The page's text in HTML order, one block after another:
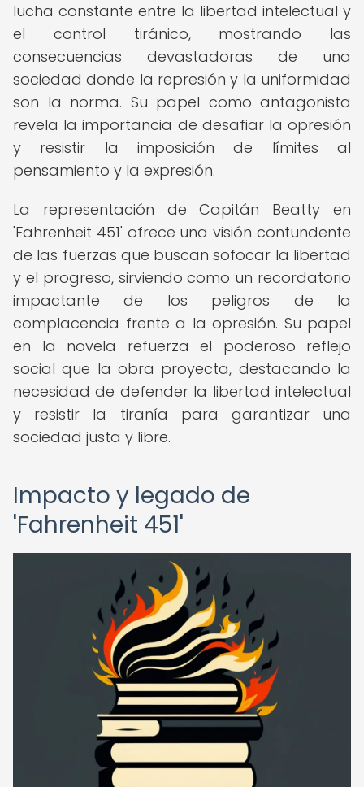
lucha constante entre la libertad intelectual y
el control tiránico, mostrando las
consecuencias devastadoras de una
sociedad donde la represión y la uniformidad
son la norma. Su papel como antagonista
revela la importancia de desafiar la opresión
y resistir la imposición de límites al
pensamiento y la expresión.
La representación de Capitán Beatty en
'Fahrenheit 451' ofrece una visión contundente
de las fuerzas que buscan sofocar la libertad
y el progreso, sirviendo como un recordatorio
impactante de los peligros de la
complacencia frente a la opresión. Su papel
en la novela refuerza el poderoso reflejo
social que la obra proyecta, destacando la
necesidad de defender la libertad intelectual
y resistir la tiranía para garantizar una
sociedad justa y libre.
Impacto y legado de
'Fahrenheit 451'